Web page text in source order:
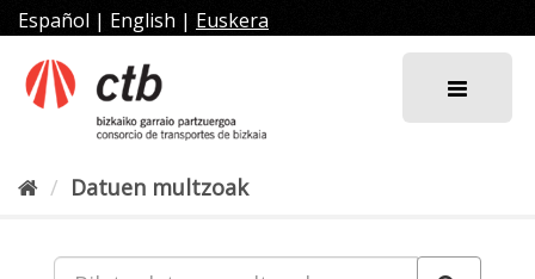
Joan
edukira
Español | English | Euskera
Datuen multzoak